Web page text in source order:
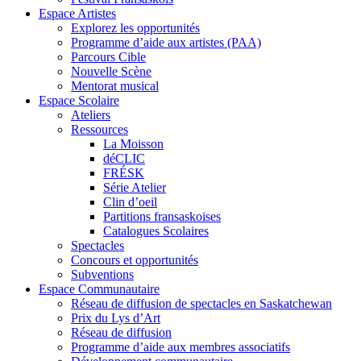
Espace Artistes
Explorez les opportunités
Programme d’aide aux artistes (PAA)
Parcours Cible
Nouvelle Scène
Mentorat musical
Espace Scolaire
Ateliers
Ressources
La Moisson
déCLIC
FRÉSK
Série Atelier
Clin d’oeil
Partitions fransaskoises
Catalogues Scolaires
Spectacles
Concours et opportunités
Subventions
Espace Communautaire
Réseau de diffusion de spectacles en Saskatchewan
Prix du Lys d’Art
Réseau de diffusion
Programme d’aide aux membres associatifs